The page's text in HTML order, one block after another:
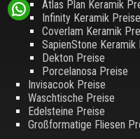
Atlas Plan Keramik
Infinity Keramik Preise
Coverlam Keramik
SapienStone Keramik
Dekton Preise
Porcelanosa Preise
Invisacook Preise
Waschtische Preise
Edelsteine Preise
Großformatige Fliesen